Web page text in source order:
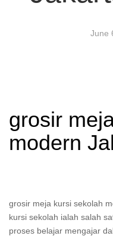
June
grosir
modern
grosir meja kursi sekolah
kursi sekolah ialah salah
proses belajar mengajar